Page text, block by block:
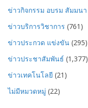
ข่าวกิจกรรม อบรม สัมมนา
ข่าวบริการวิชาการ (761)
ข่าวประกวด แข่งขัน (295)
ข่าวประชาสัมพันธ์ (1,377)
ข่าวเทคโนโลยี (21)
ไม่มีหมวดหมู่ (22)